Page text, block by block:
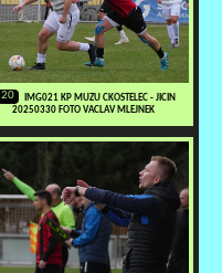
20
IMG021 KP MUZU CKOSTELEC - JICIN
20250330 FOTO VACLAV MLEJNEK